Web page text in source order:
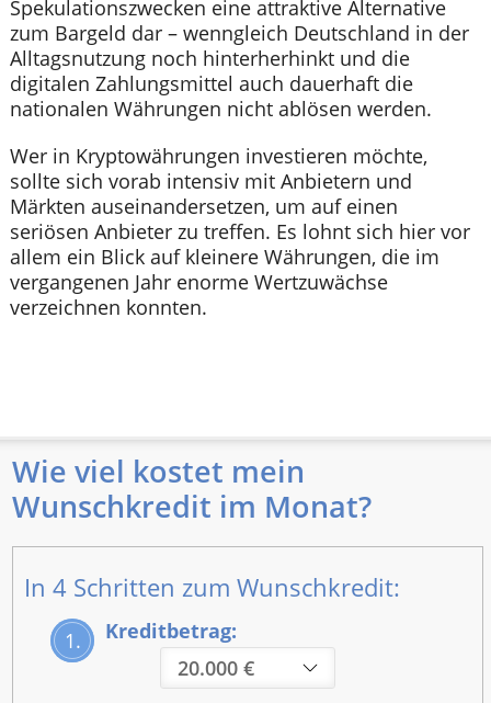
Spekulationszwecken eine attraktive Alternative
zum Bargeld dar – wenngleich Deutschland in der
Alltagsnutzung noch hinterherhinkt und die
digitalen Zahlungsmittel auch dauerhaft die
nationalen Währungen nicht ablösen werden.
Wer in Kryptowährungen investieren möchte,
sollte sich vorab intensiv mit Anbietern und
Märkten auseinandersetzen, um auf einen
seriösen Anbieter zu treffen. Es lohnt sich hier vor
allem ein Blick auf kleinere Währungen, die im
vergangenen Jahr enorme Wertzuwächse
verzeichnen konnten.
Wie viel kostet mein
Wunschkredit im Monat?
In 4 Schritten zum Wunschkredit:
1. Kreditbetrag: